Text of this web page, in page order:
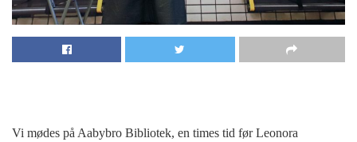
Vi mødes på Aabybro Bibliotek, en times tid før Leonora